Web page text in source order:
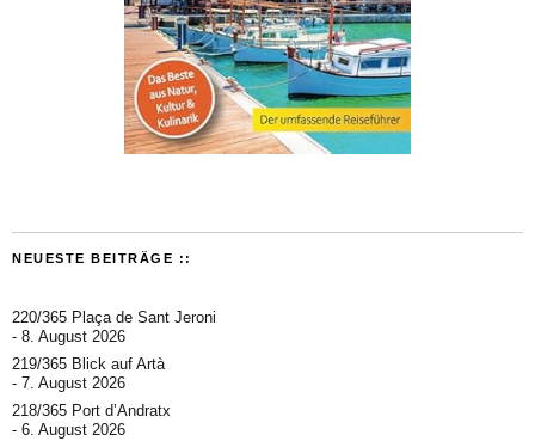
NEUESTE BEITRÄGE ::
220/365 Plaça de Sant Jeroni
8. August 2026
219/365 Blick auf Artà
7. August 2026
218/365 Port d’Andratx
6. August 2026